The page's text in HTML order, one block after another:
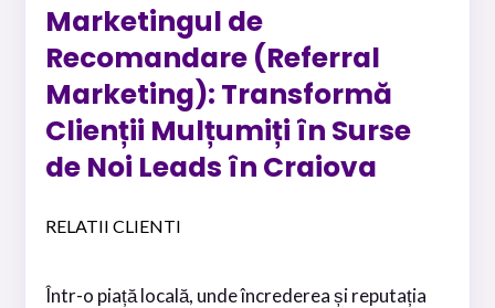
Marketingul de
Recomandare (Referral
Marketing): Transformă
Clienții Mulțumiți în Surse
de Noi Leads în Craiova
RELATII CLIENTI
Într-o piață locală, unde încrederea și reputația